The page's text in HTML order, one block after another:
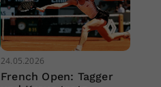
24.05.2026
French Open: Tagger